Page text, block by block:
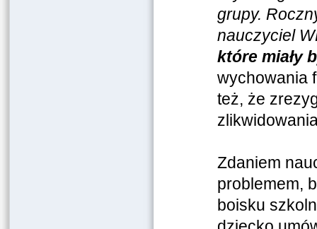
grupy.
nauczyciel
które miały
wychowania
też, że
Zdaniem
problemem,
boisku